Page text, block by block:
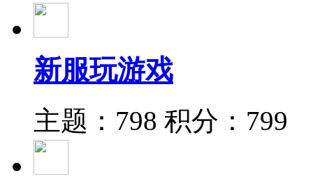
新服玩游戏
主题：798 积分：799